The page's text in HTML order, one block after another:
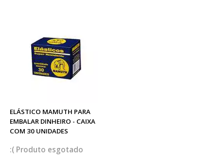
ELÁSTICO MAMUTH PARA
EMBALAR DINHEIRO - CAIXA
COM 30 UNIDADES
esgotado